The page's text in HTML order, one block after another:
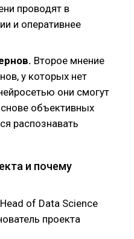
проводят в
и оперативнее
Второе мнение
у которых нет
они смогут
объективных
распознавать
и почему
of Data Science
проекта